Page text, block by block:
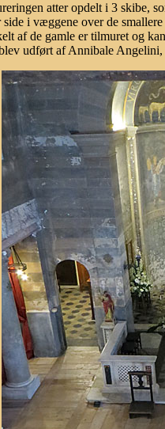
atter opdelt i 3 skibe,
i væggene over de
af de gamle er tilmuret og
udført af Annibale